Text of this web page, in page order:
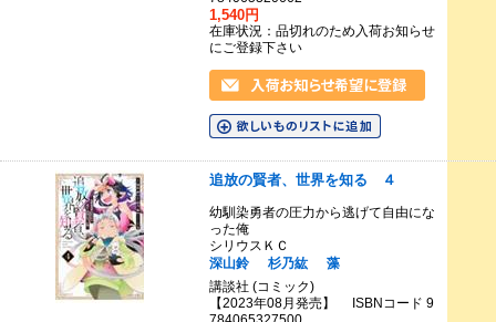
1,540円
在庫状況：品切れのため入荷お知らせ
にご登録下さい
追放の賢者、世界を知る ４
幼馴染勇者の圧力から逃げて自由にな
った俺
シリウスＫＣ
深山鈴
杉乃紘
藻
講談社 (コミック)
【2023年08月発売】 ISBNコード 9